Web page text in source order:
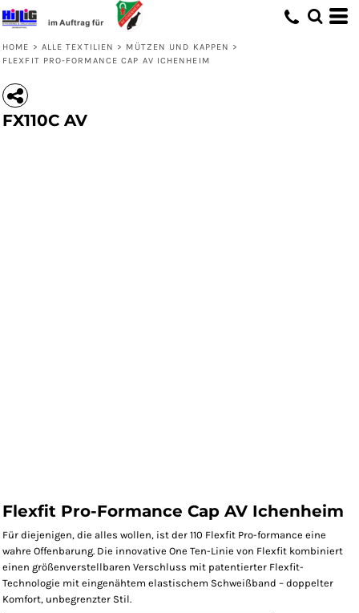
HOME > ALLE TEXTILIEN > MÜTZEN UND KAPPEN >
FLEXFIT PRO-FORMANCE CAP AV ICHENHEIM
FX110C AV
Flexfit Pro-Formance Cap AV Ichenheim
Für diejenigen, die alles wollen, ist der 110 Flexfit Pro-formance eine
wahre Offenbarung. Die innovative One Ten-Linie von Flexfit kombiniert
einen größenverstellbaren Verschluss mit patentierter Flexfit-
Technologie mit eingenähtem elastischem Schweißband – doppelter
Komfort, unbegrenzter Stil.